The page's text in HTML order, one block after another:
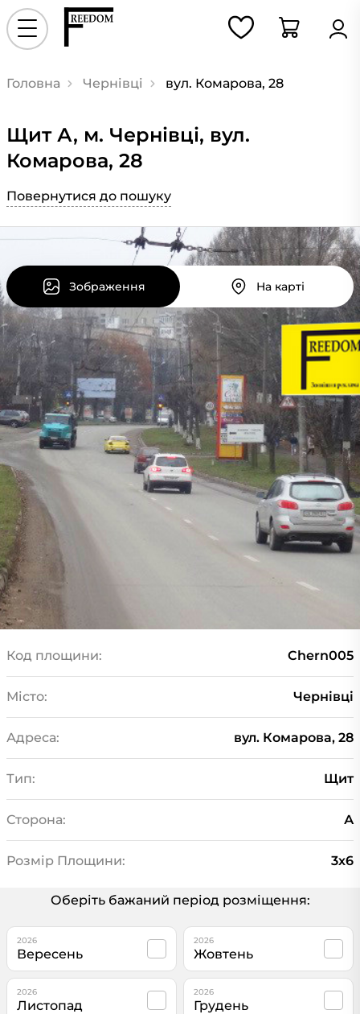
Головна Чернівці вул. Комарова, 28
Щит А, м. Чернівці, вул.
Комарова, 28
Повернутися до пошуку
Зображення На карті
Код площини: Chern005
Місто: Чернівці
Адреса: вул. Комарова, 28
Тип: Щит
Сторона: А
Розмір Площини: 3х6
Оберіть бажаний період розміщення:
2026
Вересень
2026
Жовтень
2026
Листопад
2026
Грудень